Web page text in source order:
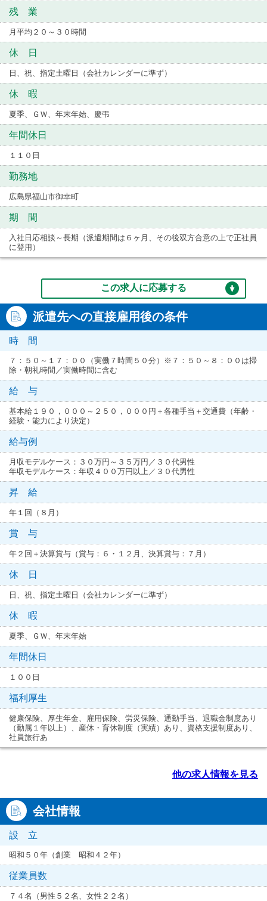
残 業
月平均２０～３０時間
休 日
日、祝、指定土曜日（会社カレンダーに準ず）
休 暇
夏季、ＧＷ、年末年始、慶弔
年間休日
１１０日
勤務地
広島県福山市御幸町
期 間
入社日応相談～長期（派遣期間は６ヶ月、その後双方合意の上で正社員
に登用）
この求人に応募する
派遣先への直接雇用後の条件
時 間
７：５０～１７：００（実働７時間５０分）※７：５０～８：００は掃
除・朝礼時間／実働時間に含む
給 与
基本給１９０，０００～２５０，０００円＋各種手当＋交通費（年齢・
経験・能力により決定）
給与例
月収モデルケース：３０万円～３５万円／３０代男性
年収モデルケース：年収４００万円以上／３０代男性
昇 給
年１回（８月）
賞 与
年２回＋決算賞与（賞与：６・１２月、決算賞与：７月）
休 日
日、祝、指定土曜日（会社カレンダーに準ず）
休 暇
夏季、ＧＷ、年末年始
年間休日
１００日
福利厚生
健康保険、厚生年金、雇用保険、労災保険、通勤手当、退職金制度あり
（勤属１年以上）、産休・育休制度（実績）あり、資格支援制度あり、
社員旅行あ
他の求人情報を見る
会社情報
設 立
昭和５０年（創業 昭和４２年）
従業員数
７４名（男性５２名、女性２２名）